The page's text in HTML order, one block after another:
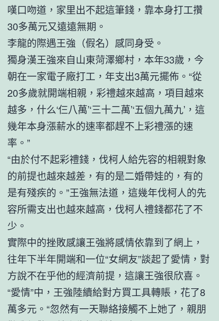
嘆口吻道，家里出不起這筆錢，靠本身打工攢
30多萬元又遠遠無期。
李龍的際遇王強（假名）感同身受。
獨身漢王強來自山東菏澤鄉村，本年33歲，今
朝在一家電子廠打工，年支出3萬元擺佈。“從
20多歲就開端相親，彩禮越來越高，項目越來
越多，什么‘仨八萬’‘三十二萬’‘五個九萬九’，這
幾年本身漲薪水的速率都趕不上彩禮漲的速
率。”
“由於付不起彩禮錢，伐柯人給先容的相親對象
的前提也越來越差，有的是二婚帶娃的，有的
是有殘疾的。”王強無法道，這幾年伐柯人的先
容所需支出也越來越高，伐柯人禮錢都花了不
少。
實際中的挫敗感讓王強將感情依靠到了網上，
往年下半年開端和一位“女網友”談起了愛情，對
方說不在乎他的經濟前提，這讓王強很欣喜。
“愛情”中，王強陸續給對方買工具轉賬，花了8
萬多元。“忽然有一天聯絡接觸不上她了，親朋